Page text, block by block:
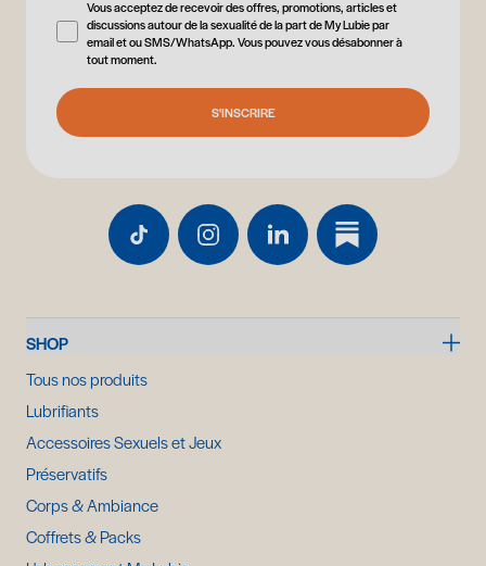
Vous acceptez de recevoir des offres, promotions, articles et
discussions autour de la sexualité de la part de My Lubie par
email et ou SMS/WhatsApp. Vous pouvez vous désabonner à
tout moment.
S'INSCRIRE
SHOP
Tous nos produits
Lubrifiants
Accessoires Sexuels et Jeux
Préservatifs
Corps & Ambiance
Coffrets & Packs